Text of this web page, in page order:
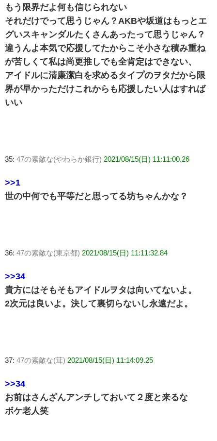
もう限界だよ何も信じられない
それだけでって思うじゃん？AKBや坂道はもっとエ
グいスキャンダルたくさんあったって思うじゃん？
違うんよ本気で応援してたからこそ小さな積み重ね
が苦しくて私は尚更推しでも全肯定はできない、
アイドルに清廉潔白を求めるタイプのヲタだから限
界が早かっただけこれからも応援したい人はすれば
いい
35: 47の素敵な(やわらか銀行) 2021/08/15(日) 11:11:00.26
>>1
世の中何でも平等だと思ってる坊ちゃんかな？
36: 47の素敵な(東京都) 2021/08/15(日) 11:11:32.84
>>34
貴方にはそもそもアイドルヲタは向いてないよ。
2次元は良いよ。決して裏切らないし永遠だよ。
37: 47の素敵な(茸) 2021/08/15(日) 11:14:09.25
>>34
お前はさんざんアンチしておいて２度と来るな
ボケ老人笑